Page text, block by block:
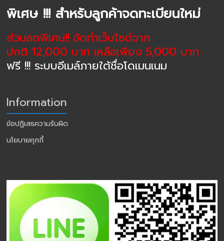
พิเศษ !!! สำหรับลูกค้าจดทะเบียนใหม่
ส่วนลดพิเศษ!! จัดทำเว็บไซต์จาก
ปกติ 12,000 บาท เหลือเพียง 5,000 บาท
ฟรี !!! ระบบอีเมล์ภายใต้ชื่อโดเมนเนม
Information
ข้อปฏิเสธความรับผิด
นโยบายคุกกี้